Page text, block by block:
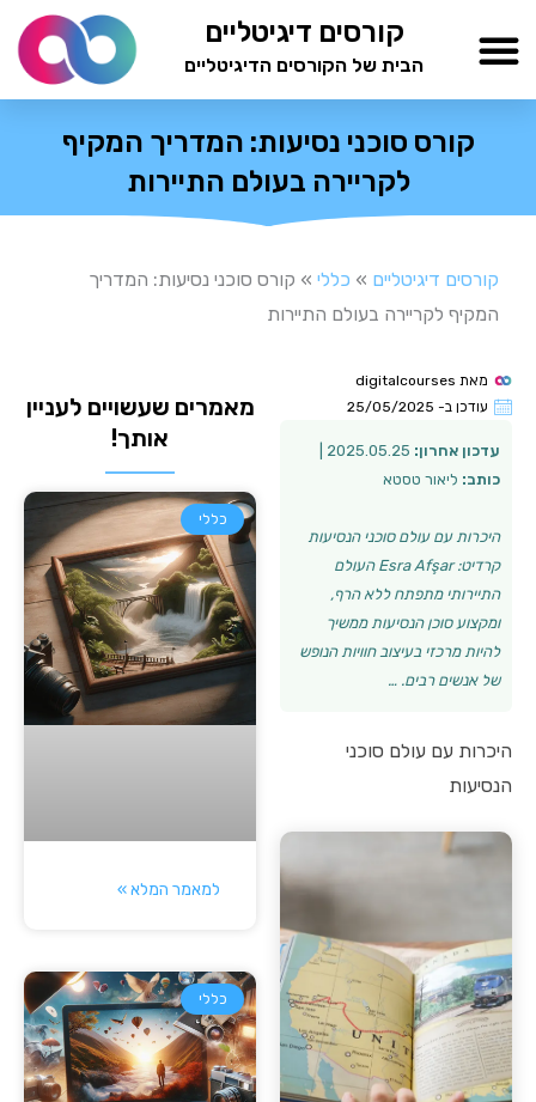
לתוכן
קורסים דיגיטליים
הבית של הקורסים הדיגיטליים
קורס סוכני נסיעות: המדריך המקיף
לקריירה בעולם התיירות
קורסים דיגיטליים » כללי » קורס סוכני נסיעות: המדריך
המקיף לקריירה בעולם התיירות
מאת
עודכן ב- 25/05/2025
עדכון אחרון:
כותב: ליאור טסטא
היכרות עם עולם סוכני הנסיעות
קרדיט: Esra Afşar העולם
התיירותי מתפתח ללא הרף,
ומקצוע סוכן הנסיעות ממשיך
להיות מרכזי בעיצוב חוויות הנופש
של אנשים רבים. …
היכרות עם עולם סוכני
הנסיעות
מאמרים שעשויים לעניין
אותך!
כללי
למאמר המלא »
כללי